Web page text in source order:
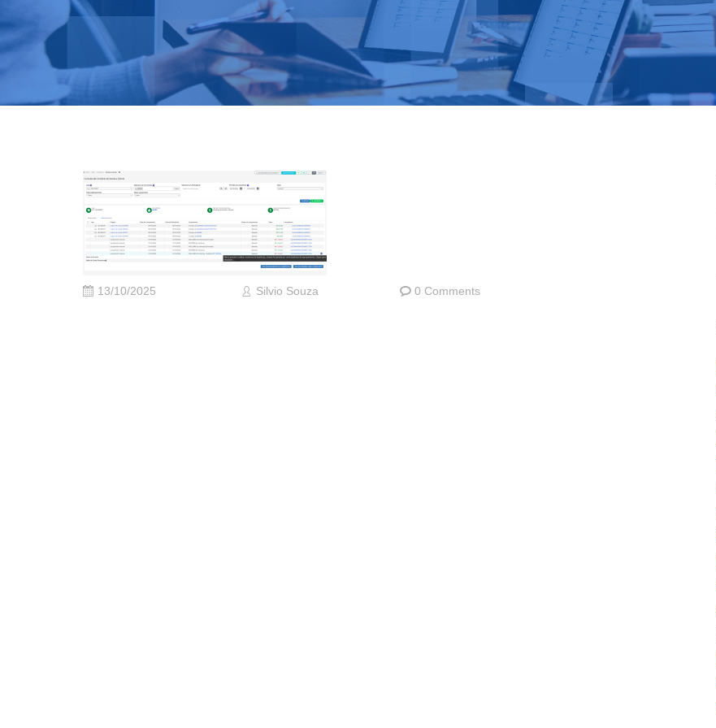
13/10/2025 Silvio Souza 0 Comments